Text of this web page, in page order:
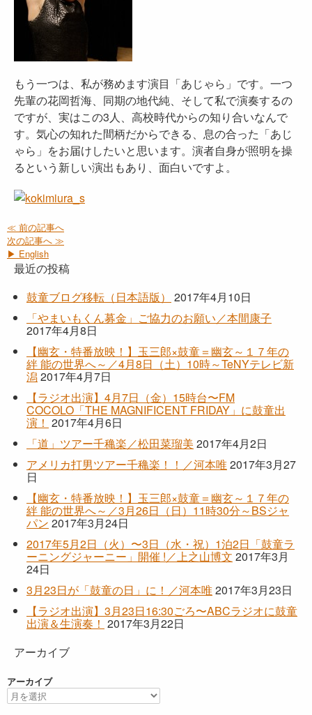
もう一つは、私が務めます演目「あじゃら」です。一つ
先輩の花岡哲海、同期の地代純、そして私で演奏するの
ですが、実はこの3人、高校時代からの知り合いなんで
す。気心の知れた間柄だからできる、息の合った「あじ
ゃら」をお届けしたいと思います。演者自身が照明を操
るという新しい演出もあり、面白いですよ。
≪ 前の記事へ
次の記事へ ≫
▶ English
最近の投稿
鼓童ブログ移転（日本語版）
2017年4月10日
「やまいもくん募金」ご協力のお願い／本間康子
2017年4月8日
【幽玄・特番放映！】玉三郎×鼓童＝幽玄～１７年の
絆 能の世界へ～／4月8日（土）10時～TeNYテレビ新
潟2017年4月7日
【ラジオ出演】4月7日（金）15時台〜FM
COCOLO「THE MAGNIFICENT FRIDAY」に鼓童出
演！ 2017年4月6日
「道」ツアー千穐楽／松田菜瑠美 2017年4月2日
アメリカ打男ツアー千穐楽！！／河本唯2017年3月27
日
【幽玄・特番放映！】玉三郎×鼓童＝幽玄～１７年の
絆 能の世界へ～／3月26日（日）11時30分～BSジャ
パン 2017年3月24日
2017年5月2日（火）〜3日（水・祝）1泊2日「鼓童ラ
ーニングジャーニー」開催 !／上之山博文 2017年3月
24日
3月23日が「鼓童の日」に！／河本唯2017年3月23日
【ラジオ出演】3月23日16:30ごろ〜ABCラジオに鼓童
出演＆生演奏！ 2017年3月22日
アーカイブ
アーカイブ